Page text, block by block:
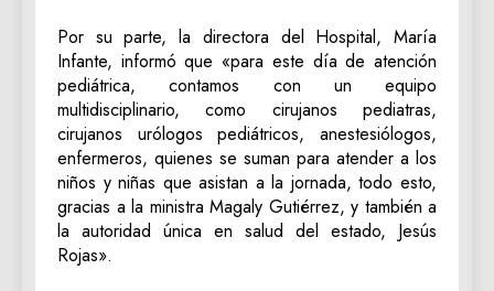
Por su parte, la directora del Hospital, María
Infante, informó que «para este día de atención
pediátrica, contamos con un equipo
multidisciplinario, como cirujanos pediatras,
cirujanos urólogos pediátricos, anestesiólogos,
enfermeros, quienes se suman para atender a los
niños y niñas que asistan a la jornada, todo esto,
gracias a la ministra Magaly Gutiérrez, y también a
la autoridad única en salud del estado, Jesús
Rojas».